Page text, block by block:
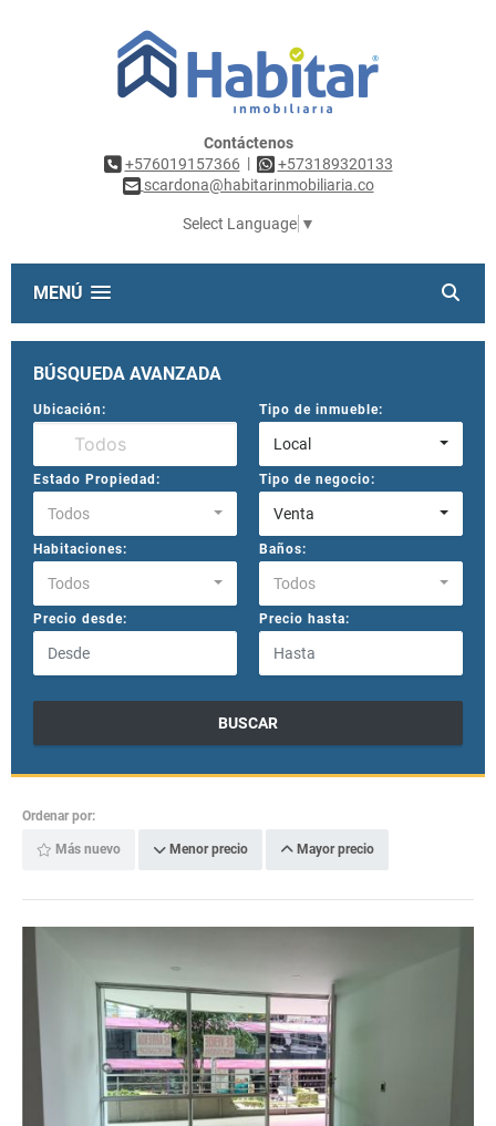
Contáctenos
+576019157366 |
+573189320133
scardona@habitarinmobiliaria.co
Select Language ▼
MENÚ
BÚSQUEDA AVANZADA
Ubicación: Tipo de inmueble:
Local
Estado Propiedad:
Todos
Tipo de negocio:
Venta
Habitaciones:
Todos
Baños:
Todos
Precio desde: Precio hasta:
BUSCAR
Ordenar por:
Más nuevo Menor precio Mayor precio